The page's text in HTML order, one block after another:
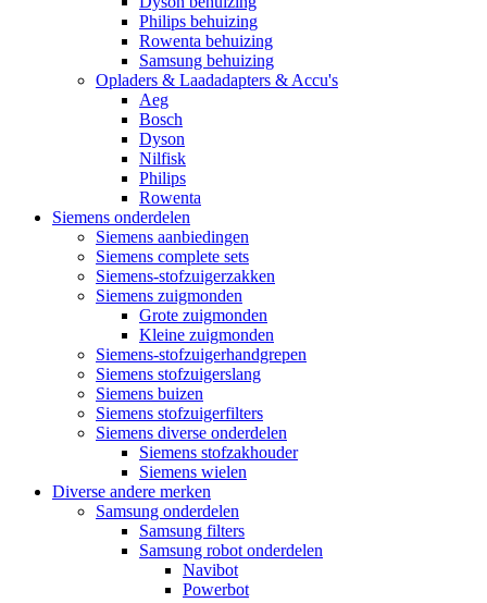
Philips behuizing
Rowenta behuizing
Samsung behuizing
Opladers & Laadadapters & Accu's
Aeg
Bosch
Dyson
Nilfisk
Philips
Rowenta
Siemens onderdelen
Siemens aanbiedingen
Siemens complete sets
Siemens-stofzuigerzakken
Siemens zuigmonden
Grote zuigmonden
Kleine zuigmonden
Siemens-stofzuigerhandgrepen
Siemens stofzuigerslang
Siemens buizen
Siemens stofzuigerfilters
Siemens diverse onderdelen
Siemens stofzakhouder
Siemens wielen
Diverse andere merken
Samsung onderdelen
Samsung filters
Samsung robot onderdelen
Navibot
Powerbot